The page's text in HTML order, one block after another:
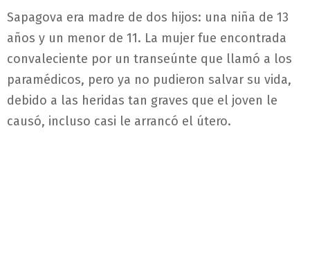
Sapagova era madre de dos hijos: una niña de 13
años y un menor de 11. La mujer fue encontrada
convaleciente por un transeúnte que llamó a los
paramédicos, pero ya no pudieron salvar su vida,
debido a las heridas tan graves que el joven le
causó, incluso casi le arrancó el útero.